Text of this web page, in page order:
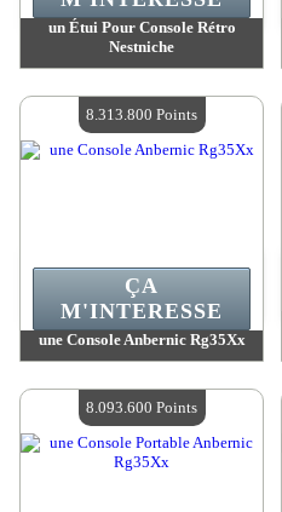
un Étui Pour Console Rétro
Nestniche
Quantité Disponible :4
une Console Anbernic Rg35Xx
Quantité Disponible :4
ÇA
M'INTERESSE
8.313.800 Points
8.093.600 Points